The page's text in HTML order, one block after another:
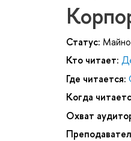
Статус:
Кто читает:
Где читается:
Когда
Охват